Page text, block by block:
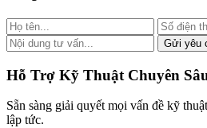
Gửi yêu
Hỗ Trợ Kỹ Thuật Chuyên
Sẵn sàng giải quyết mọi vấn đề kỹ
lập tức.